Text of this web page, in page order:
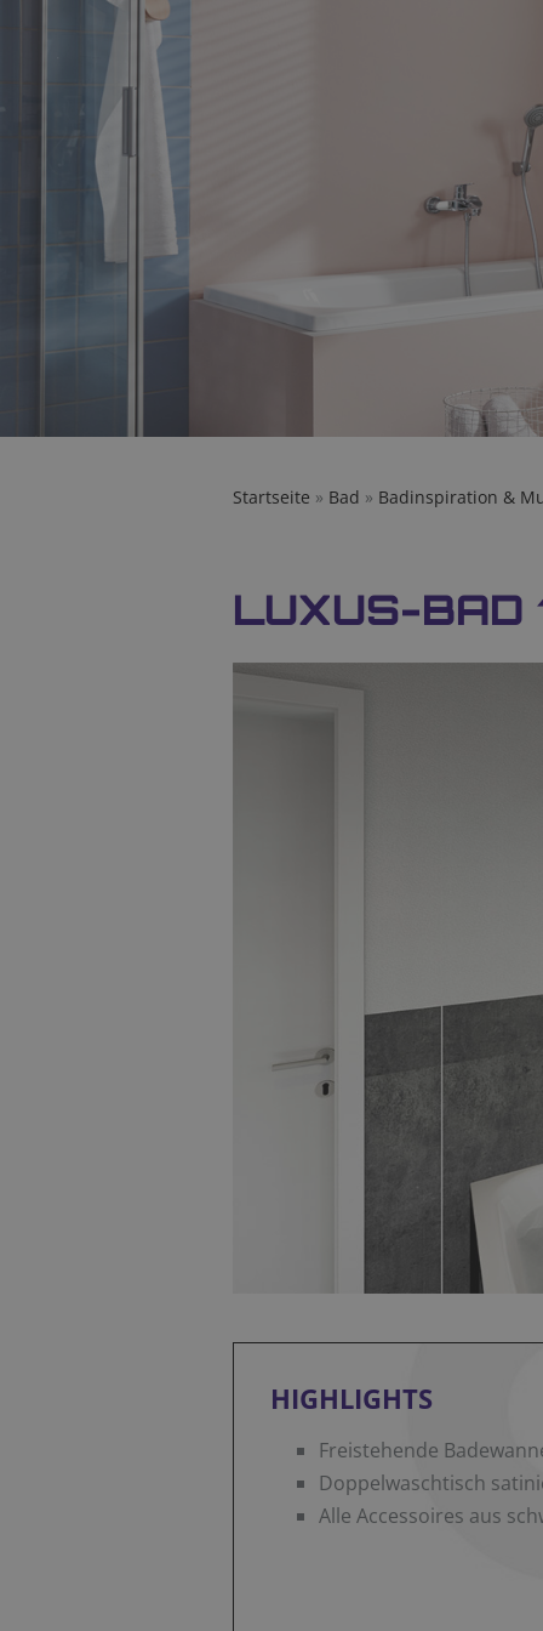
Startseite » Bad » Badinspiration &
LUXUS-BAD
HIGHLIGHTS
Freistehende
Doppelwaschtisch
Alle Accessoires aus